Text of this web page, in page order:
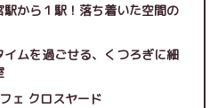
から１駅！落ち着いた空間の
ムを過ごせる、くつろぎに細
ェ クロスヤード